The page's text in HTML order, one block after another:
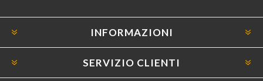
INFORMAZIONI
SERVIZIO CLIENTI